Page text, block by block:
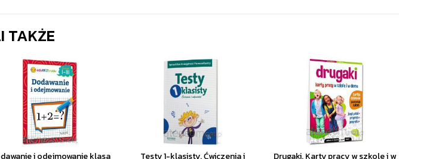
TAKŻE
i odejmowanie klasa
Testy 1-klasisty. Ćwiczenia i
Drugaki. Karty pracy w szkole i w